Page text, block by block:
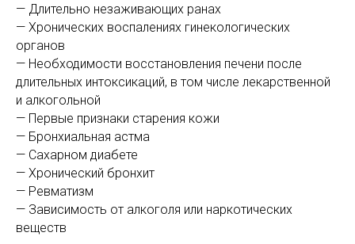
— Длительно незаживающих ранах
— Хронических воспалениях гинекологических
органов
— Необходимости восстановления печени после
длительных интоксикаций, в том числе лекарственной
и алкогольной
— Первые признаки старения кожи
— Бронхиальная астма
— Сахарном диабете
— Хронический бронхит
— Ревматизм
— Зависимость от алкоголя или наркотических
веществ